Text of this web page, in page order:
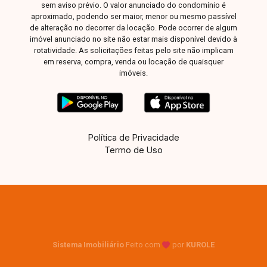
com conforto, sofisticação e excelente
localização. Agende sua visita e encante-se
com cada detalhe deste imóvel!
sem aviso prévio. O valor anunciado do condomínio é
aproximado, podendo ser maior, menor ou mesmo passível
de alteração no decorrer da locação. Pode ocorrer de algum
imóvel anunciado no site não estar mais disponível devido à
rotatividade. As solicitações feitas pelo site não implicam
em reserva, compra, venda ou locação de quaisquer
imóveis.
Política de Privacidade
Termo de Uso
Sistema Imobiliário Feito com por KUROLE